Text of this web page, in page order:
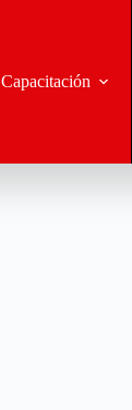
Capacitación